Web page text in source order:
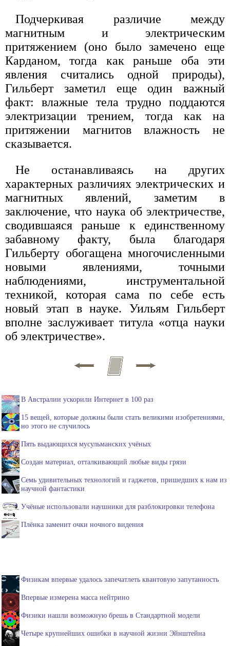
Подчеркивая различие между
магнитным и электрическим
притяжением (оно было замечено еще
Карданом, тогда как раньше оба эти
явления считались одной природы),
Гильберт заметил еще один важный
факт: влажные тела трудно поддаются
электризации трением, тогда как на
притяжении магнитов влажность не
сказывается.
Не останавливаясь на других
характерных различиях электрических и
магнитных явлений, заметим в
заключение, что наука об электричестве,
сводившаяся раньше к единственному
забавному факту, была благодаря
Гильберту обогащена многочисленными
новыми явлениями, точными
наблюдениями, инструментальной
техникой, которая сама по себе есть
новый этап в науке. Уильям Гильберт
вполне заслуживает титула «отца науки
об электричестве».
В Австралии ускорили Интернет в 100 раз
15 вещей, которые должны были стать великими изобретениями,
но этого не случилось
Пять выдающихся мусульманских учёных
Создан материал, отталкивающий любые виды грязи
Семь удивительных технологий и гаджетов, пришедших к нам из
научной фантастики
Учёные использовали наушники для разблокировки телефона
Плёнка заменит очки ночного видения
Физикам впервые удалось запечатлеть квантовую запутанность
Впервые измерена масса нейтрино
Физики нашли возможную брешь в Стандартной модели
Четыре крупнейших ошибки в научной жизни Эйнштейна